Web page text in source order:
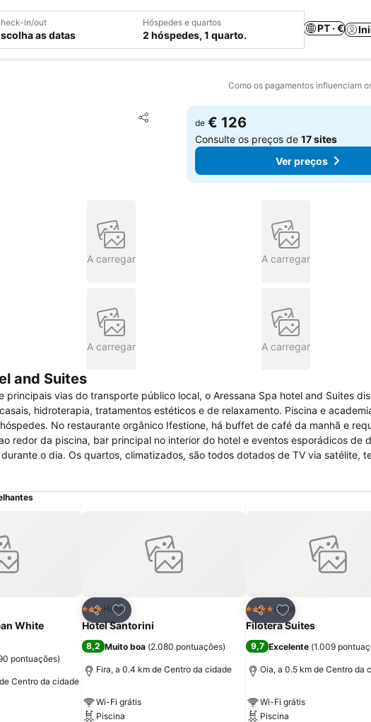
in/out
as datas
Hóspedes e quartos
2 hóspedes, 1 quarto.
PT · €
Como os pagamentos influenciam
Partilhar
Adicionar aos favoritos
de € 126
Consulte os preços de17 sites
Ver preços
A carregar A carregar
A carregar A carregar
and Suites
vias do transporte público local, o Aressana Spa hotel and Suites
hidroterapia, tratamentos estéticos e de relaxamento. Piscina e
No restaurante orgânico Ifestione, há buffet de café da manhã e
redor da piscina, bar principal no interior do hotel e eventos esporádicos de
o dia. Os quartos, climatizados, são todos dotados de TV via satélite,
cabelo e itens de higiene pessoal. Outras comodidades e serviços
concierge, posto de turismo, serviço de quarto e estacionamento
favoritos
White
pontuações)
Centro da cidade
Partilhar
Adicionar aos favoritos
3 Estrelas
Hotel
Hotel Santorini
8,2 Muito boa (2.080 pontuações)
Fira, a 0.4 km de Centro da cidade
Wi-Fi grátis
Piscina
Partilhar
Adicionar aos
4 EstrelasHotel
Filotera Suites
9,7 Excelente (1.009
Oia, a 0.5 km de Centro da
Wi-Fi grátis
Piscina